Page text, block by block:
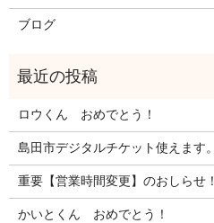
ブログ
ロウくん おめでとう！
島田市デジタルチケット使えます。
重要【営業時間変更】のおしらせ！
かいとくん おめでとう！